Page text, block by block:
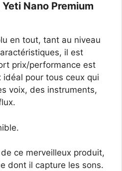
Nano Premium
en tout, tant au niveau
il est
prix/performance est
idéal pour tous ceux qui
voix, des instruments,
ce merveilleux produit,
dont il capture les sons.